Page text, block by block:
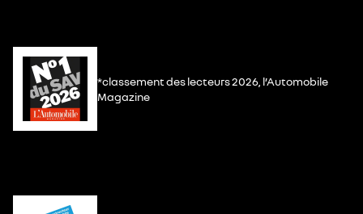
*classement des lecteurs 2026, l’Automobile
Magazine